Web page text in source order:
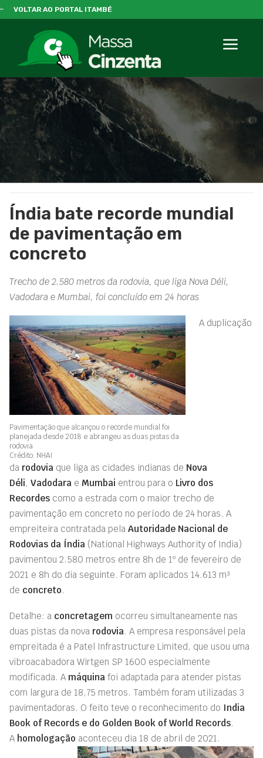
VOLTAR AO PORTAL ITAMBÉ
Índia bate recorde mundial
de pavimentação em
concreto
Trecho de 2.580 metros da rodovia, que liga Nova Déli,
Vadodara e Mumbai, foi concluído em 24 horas
Pavimentação que alcançou o recorde mundial foi
planejada desde 2018 e abrangeu as duas pistas da
rodovia
Crédito: NHAI
A duplicação
da rodovia que liga as cidades indianas de Nova
Déli, Vadodara e Mumbai entrou para o Livro dos
Recordes como a estrada com o maior trecho de
pavimentação em concreto no período de 24 horas. A
empreiteira contratada pela Autoridade Nacional de
Rodovias da Índia (National Highways Authority of India)
pavimentou 2.580 metros entre 8h de 1º de fevereiro de
2021 e 8h do dia seguinte. Foram aplicados 14.613 m³
de concreto.
Detalhe: a concretagem ocorreu simultaneamente nas
duas pistas da nova rodovia. A empresa responsável pela
empreitada é a Patel Infrastructure Limited, que usou uma
vibroacabadora Wirtgen SP 1600 especialmente
modificada. A máquina foi adaptada para atender pistas
com largura de 18,75 metros. Também foram utilizadas 3
pavimentadoras. O feito teve o reconhecimento do India
Book of Records e do Golden Book of World Records.
A homologação aconteceu dia 18 de abril de 2021.